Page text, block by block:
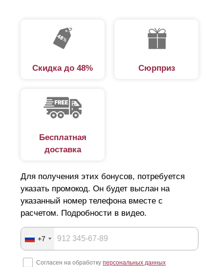
Скидка до 48% Сюрприз
Бесплатная
доставка
Для получения этих бонусов, потребуется
указать промокод. Он будет выслан на
указанный номер телефона вместе с
расчетом. Подробности в видео.
+7
Согласен на обработку персональных данных